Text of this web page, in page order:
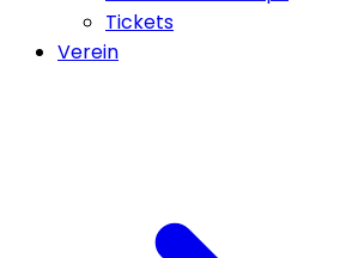
Tickets
Verein